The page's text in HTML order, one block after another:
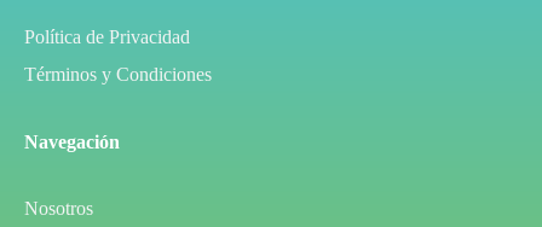
Política de Privacidad
Términos y Condiciones
Navegación
Nosotros